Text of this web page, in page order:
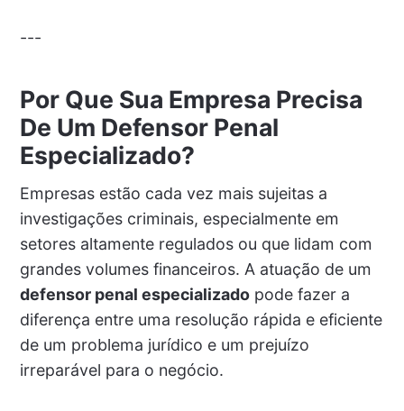
---
Por Que Sua Empresa Precisa
De Um Defensor Penal
Especializado?
Empresas estão cada vez mais sujeitas a
investigações criminais, especialmente em
setores altamente regulados ou que lidam com
grandes volumes financeiros. A atuação de um
defensor penal especializadopode fazer a
diferença entre uma resolução rápida e eficiente
de um problema jurídico e um prejuízo
irreparável para o negócio.